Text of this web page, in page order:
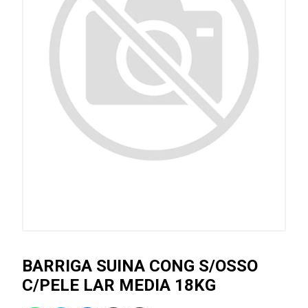
BARRIGA SUINA CONG S/OSSO
C/PELE LAR MEDIA 18KG